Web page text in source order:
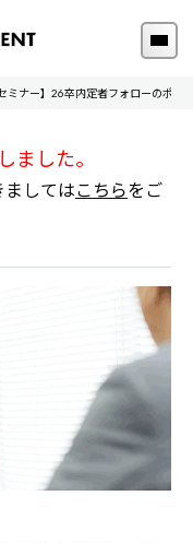
ミナー】26卒内定者フォローのポイ
ました。
してはこちらをご